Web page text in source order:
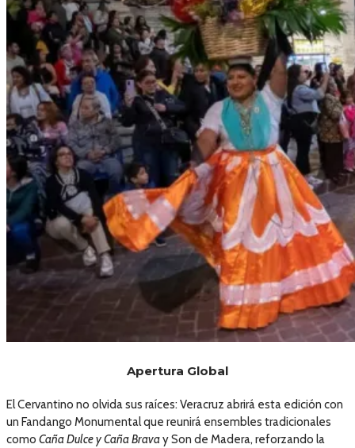
Apertura Global
El Cervantino no olvida sus raíces: Veracruz abrirá esta edición con
un Fandango Monumental que reunirá ensembles tradicionales
como Caña Dulce y Caña Bravay Son de Madera, reforzando la